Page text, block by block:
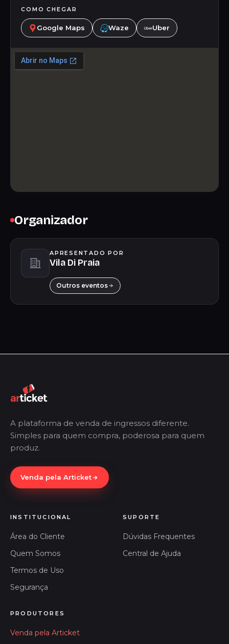
COMO CHEGAR
Google Maps Waze Uber
Organizador
APRESENTADO POR
Vila Di Praia
Outros eventos
A plataforma de venda de ingressos diferente.
Simples para quem compra, poderosa para quem
produz.
Venda pela Articket
INSTITUCIONAL
Área do Cliente
Quem Somos
Termos de Uso
Segurança
SUPORTE
Dúvidas Frequentes
Central de Ajuda
PRODUTORES
Venda pela Articket